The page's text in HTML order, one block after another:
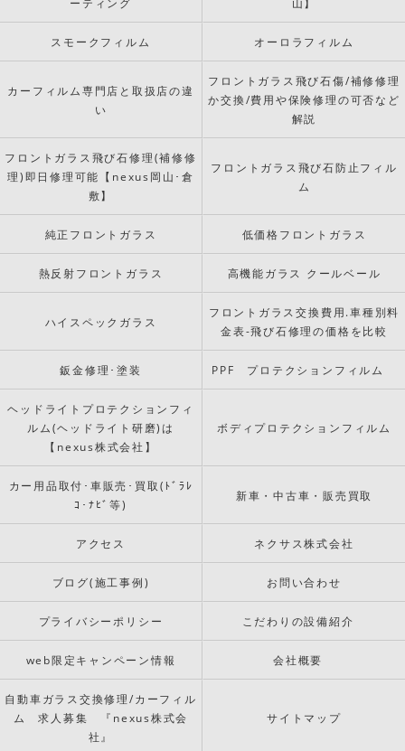
スモークフィルム オーロラフィルム
カーフィルム専門店と取扱店の違
い
フロントガラス飛び石傷/補修修理
か交換/費用や保険修理の可否など
解説
フロントガラス飛び石修理(補修修
理)即日修理可能【nexus岡山･倉
敷】
フロントガラス飛び石防止フィル
ム
純正フロントガラス 低価格フロントガラス
熱反射フロントガラス 高機能ガラス クールベール
ハイスペックガラス
フロントガラス交換費用.車種別料
金表-飛び石修理の価格を比較
鈑金修理･塗装 PPF プロテクションフィルム
ヘッドライトプロテクションフィ
ルム(ヘッドライト研磨)は
【nexus株式会社】
ボディプロテクションフィルム
カー用品取付･車販売･買取(ﾄﾞﾗﾚ
ｺ･ﾅﾋﾞ等)
新車・中古車・販売買取
アクセス ネクサス株式会社
ブログ(施工事例) お問い合わせ
プライバシーポリシー こだわりの設備紹介
web限定キャンペーン情報 会社概要
自動車ガラス交換修理/カーフィル
ム 求人募集 『nexus株式会
社』
サイトマップ